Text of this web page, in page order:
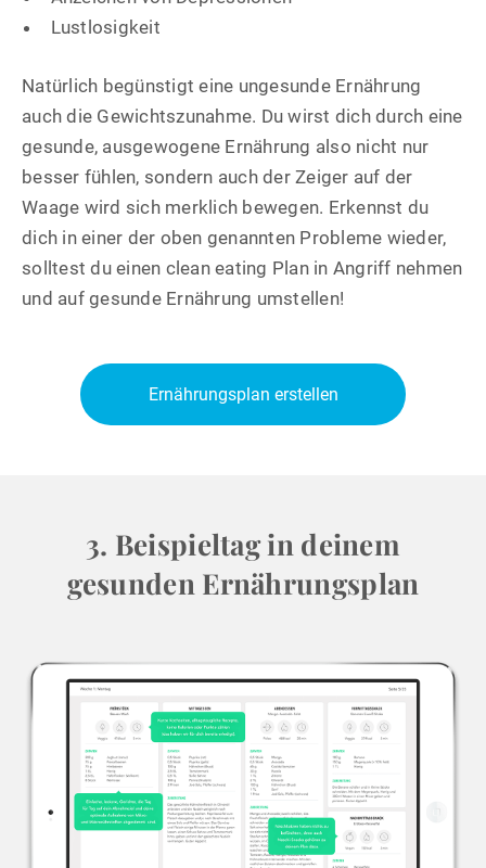
Lustlosigkeit
Natürlich begünstigt eine ungesunde Ernährung
auch die Gewichtszunahme. Du wirst dich durch eine
gesunde, ausgewogene Ernährung also nicht nur
besser fühlen, sondern auch der Zeiger auf der
Waage wird sich merklich bewegen. Erkennst du
dich in einer der oben genannten Probleme wieder,
solltest du einen clean eating Plan in Angriff nehmen
und auf gesunde Ernährung umstellen!
Ernährungsplan erstellen
3. Beispieltag in deinem
gesunden Ernährungsplan